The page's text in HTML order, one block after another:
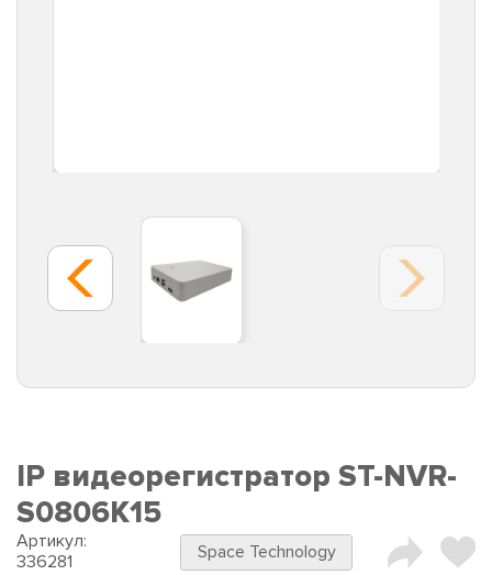
IP видеорегистратор ST-NVR-
S0806K15
Артикул:
336281
Space Technology